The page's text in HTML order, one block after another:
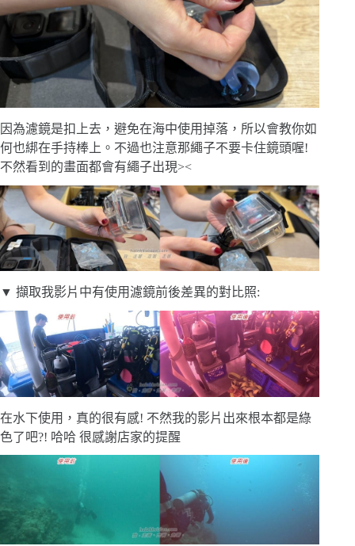
因為濾鏡是扣上去，避免在海中使用掉落，所以會教你如
何也綁在手持棒上。不過也注意那繩子不要卡住鏡頭喔!
不然看到的畫面都會有繩子出現><
▼ 擷取我影片中有使用濾鏡前後差異的對比照:
在水下使用，真的很有感! 不然我的影片出來根本都是綠
色了吧?! 哈哈 很感謝店家的提醒